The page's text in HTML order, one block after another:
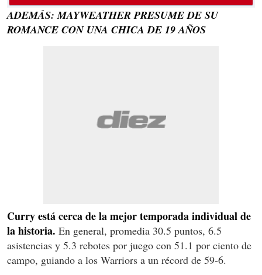
ADEMÁS: MAYWEATHER PRESUME DE SU
ROMANCE CON UNA CHICA DE 19 AÑOS
Curry está cerca de la mejor temporada individual de
la historia. En general, promedia 30.5 puntos, 6.5
asistencias y 5.3 rebotes por juego con 51.1 por ciento de
campo, guiando a los Warriors a un récord de 59-6.